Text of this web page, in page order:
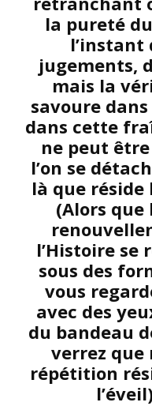
la pureté
l’instant
jugements,
mais la
savoure
dans cette
ne peut
l’on se
là que
(Alors
l’Histoire se
sous des
vous
avec des
du bandeau
verrez que
répétition